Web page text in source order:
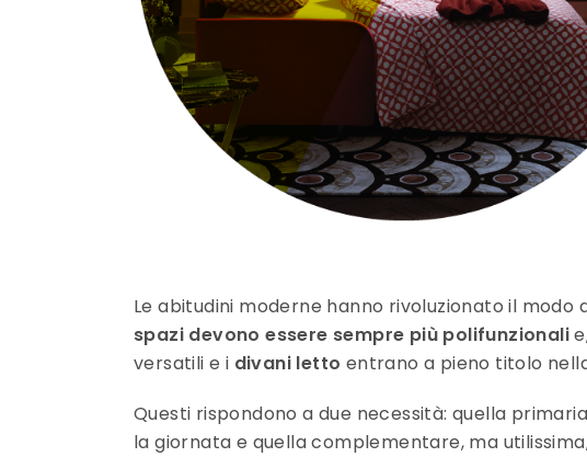
Le abitudini moderne hanno rivoluzionato il modo
spazi devono essere sempre più polifunzionali
versatili e i divani letto entrano a pieno titolo
Questi rispondono a due necessità: quella
la giornata e quella complementare, ma